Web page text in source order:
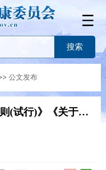
公文发布
转发《陕西省支医工作细则(试行)》《关于明确陕西省支医接收地区和单位的通知》的通知